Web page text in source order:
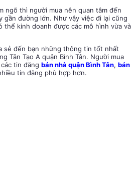
ngõ thì người mua nên quan tâm đến
gần đường lớn. Như vậy việc đi lại cũng
thể kinh doanh được các mô hình vừa và
sẻ đến bạn những thông tin tốt nhất
Tân Tạo A quận Bình Tân. Người mua
tin đăng bán nhà quận Bình Tân, bán
tin đăng phù hợp hơn.